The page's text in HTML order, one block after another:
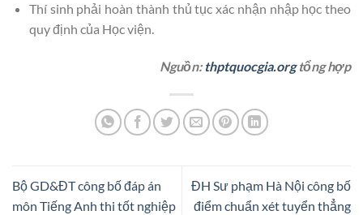
Thí sinh phải hoàn thành thủ tục xác nhận nhập học theo
quy định của Học viện.
Nguồn: thptquocgia.orgtổng hợp
Bộ GD&ĐT công bố đáp án
môn Tiếng Anh thi tốt nghiệp
ĐH Sư phạm Hà Nội công bố
điểm chuẩn xét tuyển thẳng